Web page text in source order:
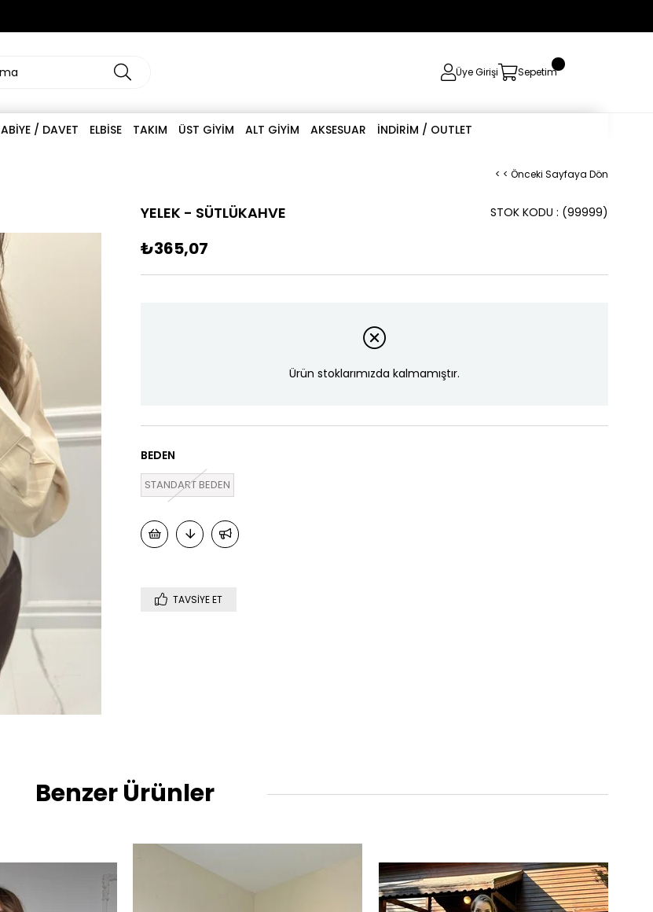
Üye Girişi Sepetim
ABİYE / DAVET ELBİSE TAKIM ÜST GİYİM ALT GİYİM AKSESUAR İNDİRİM / OUTLET
< < Önceki Sayfaya Dön
YELEK - SÜTLÜKAHVE (99999)
STOK KODU
₺365,07
Ürün stoklarımızda kalmamıştır.
BEDEN
STANDART BEDEN
TAVSIYE ET
Benzer Ürünler